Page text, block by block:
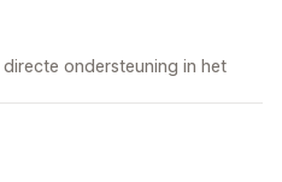
ondersteuning in het